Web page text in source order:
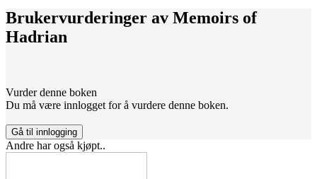
Brukervurderinger av Memoirs of
Hadrian
Vurder denne boken
Du må være innlogget for å vurdere denne boken.
Gå til innlogging
Andre har også kjøpt..